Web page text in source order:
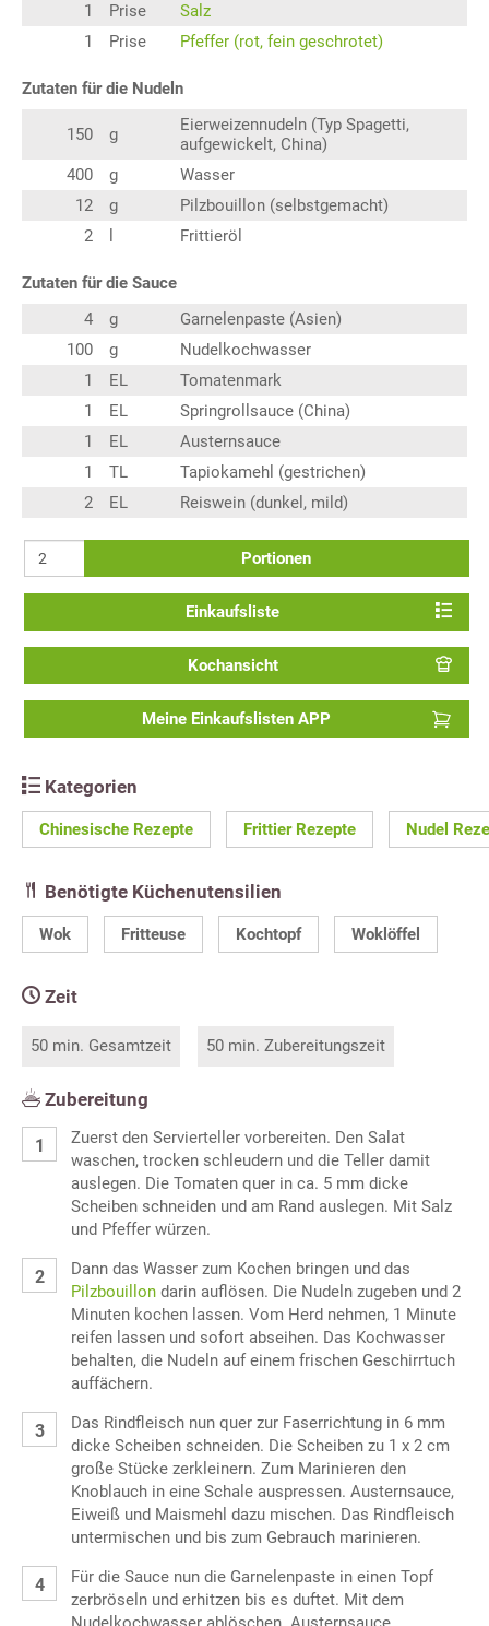
1
Prise
Salz
1
Prise Pfeffer (rot, fein geschrotet)
Zutaten für die Nudeln
150 g
Eierweizennudeln (Typ Spagetti,
aufgewickelt, China)
400
g
Wasser
12
g
Pilzbouillon (selbstgemacht)
2
Frittieröl
Zutaten für die Sauce
4
g
Garnelenpaste (Asien)
100
g
Nudelkochwasser
1
EL
Tomatenmark
1
EL
Springrollsauce (China)
1
EL
Austernsauce
1
TL
Tapiokamehl (gestrichen)
2
EL Reiswein (dunkel, mild)
Portionen
Einkaufsliste
Kochansicht
Meine Einkaufslisten APP
Kategorien
Chinesische Rezepte Frittier Rezepte Nudel
Benötigte Küchenutensilien
Wok Fritteuse Kochtopf Woklöffel
Zeit
50 min. Gesamtzeit 50 min. Zubereitungszeit
Zubereitung
Zuerst den Servierteller vorbereiten. Den Salat
waschen, trocken schleudern und die Teller damit
auslegen. Die Tomaten quer in ca. 5 mm dicke
Scheiben schneiden und am Rand auslegen. Mit Salz
und Pfeffer würzen.
Dann das Wasser zum Kochen bringen und das
Pilzbouillon darin auflösen. Die Nudeln zugeben und 2
Minuten kochen lassen. Vom Herd nehmen, 1 Minute
reifen lassen und sofort abseihen. Das Kochwasser
behalten, die Nudeln auf einem frischen Geschirrtuch
auffächern.
Das Rindfleisch nun quer zur Faserrichtung in 6 mm
dicke Scheiben schneiden. Die Scheiben zu 1 x 2 cm
große Stücke zerkleinern. Zum Marinieren den
Knoblauch in eine Schale auspressen. Austernsauce,
Eiweiß und Maismehl dazu mischen. Das Rindfleisch
untermischen und bis zum Gebrauch marinieren.
Für die Sauce nun die Garnelenpaste in einen Topf
zerbröseln und erhitzen bis es duftet. Mit dem